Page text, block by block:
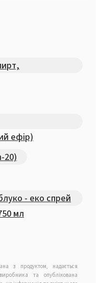
ефір)
20)
- еко спрей
мл
з продуктом, надається
та опублікована